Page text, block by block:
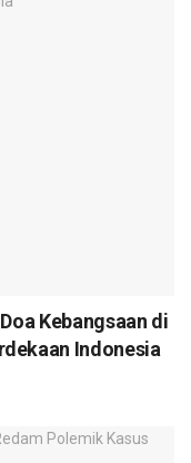
Kebangsaan di
Indonesia